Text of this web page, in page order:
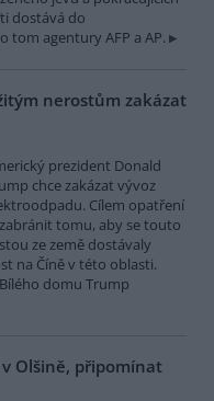
dostává do
tom agentury AFP a AP.
nerostům zakázat
prezident Donald
chce zakázat vývoz
Cílem opatření
tomu, aby se touto
ze země dostávaly
na Číně v této oblasti.
domu Trump
Olšině, připomínat